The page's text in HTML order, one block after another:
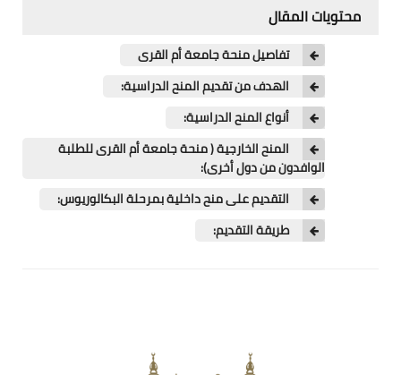
الوظيفة
إعلاميات
التعليم
محتويات المقال
تفاصيل منحة جامعة أم القرى
الهدف من تقديم المنح الدراسية:
أنواع المنح الدراسية:
المنح الخارجية ( منحة جامعة أم القرى للطلبة
الوافدون من دول أخرى):
التقديم على منح داخلية بمرحلة البكالوريوس:
طريقة التقديم: